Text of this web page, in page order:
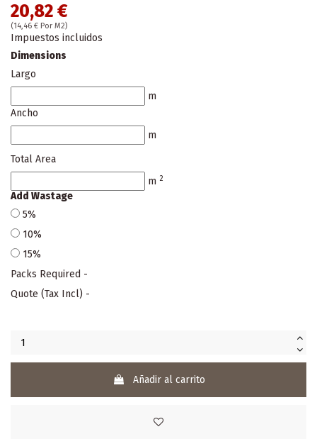
20,82 €
(14,46 € Por M2)
Impuestos incluidos
Dimensions
Largo
m
Ancho
m
Total Area
m 2
Add Wastage
5%
10%
15%
Packs Required -
Quote (Tax Incl) -
Añadir al carrito